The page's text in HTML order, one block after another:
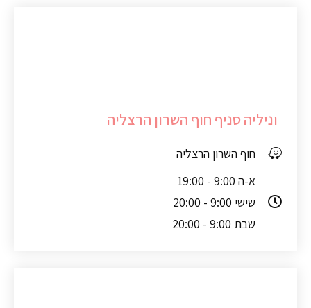
וניליה סניף חוף השרון הרצליה
חוף השרון הרצליה
א-ה 9:00 - 19:00
שישי 9:00 - 20:00
שבת 9:00 - 20:00